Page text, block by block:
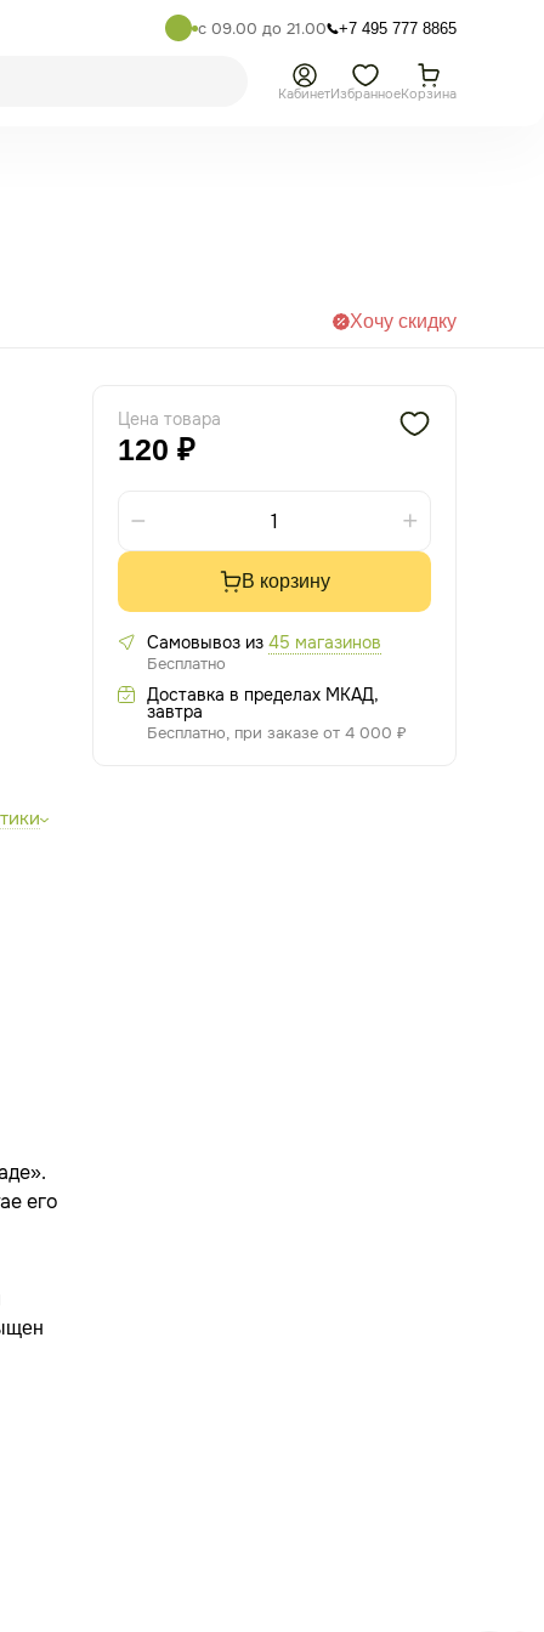
с 09.00 до 21.00 +7 495 777 8865
КабинетИзбранноеКорзина
Хочу скидку
Цена товара
120 ₽
В корзину
Самовывоз из 45 магазинов
Бесплатно
Доставка в пределах МКАД,
завтра
Бесплатно, при заказе от 4 000 ₽
его